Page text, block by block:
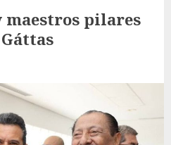
maestros pilares